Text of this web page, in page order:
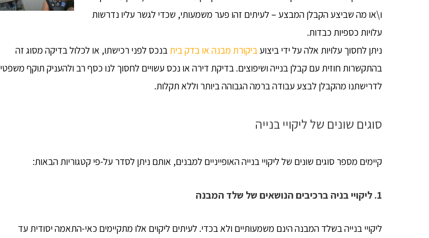
ו\או מה שביצע הקבלן המבצע – לעיתים זהו פער משמעותי, שכדי לגשר עליו נדרשות
עלויות כספיות כבדות.
ניתן לחסוך עלויות אלה על ידי ביצועביקורת מבנה או בדק ביתבנכס לפני רכישתו, או לכלול בדיקה מסוג זה
בהתקשרות חוזית עם קבלן בנייה ושיפוצים. בדיקת דירה או נכס עשויים לחסוך לנו כסף רב ולהעניק תוקף משפטי
לדרישתנו מהקבלן לבצע עבודה ברמה הגבוהה ביותר וללא תקלות.
סוגים שונים של ליקויי בנייה
קיימים מספר סוגים שונים של ליקויי בנייה האופייניים למבנים, אותם ניתן לסדר על-פי קטגוריות הבאות:
1. ליקויי בניה ברכיבים הנושאים של שלד המבנה
ליקויי בנייה בשלד המבנה הינם משמעותיים ולא בכדי. לעיתים ליקוים אלו מתקיימים כאי-התאמה יסודית עד